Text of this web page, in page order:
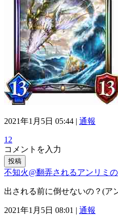
2021年1月5日 05:44 | 通報
12
コメントを入力
投稿
不知火@翻弄されるアンリミ
出される前に倒せないの？(ア
2021年1月5日 08:01 | 通報